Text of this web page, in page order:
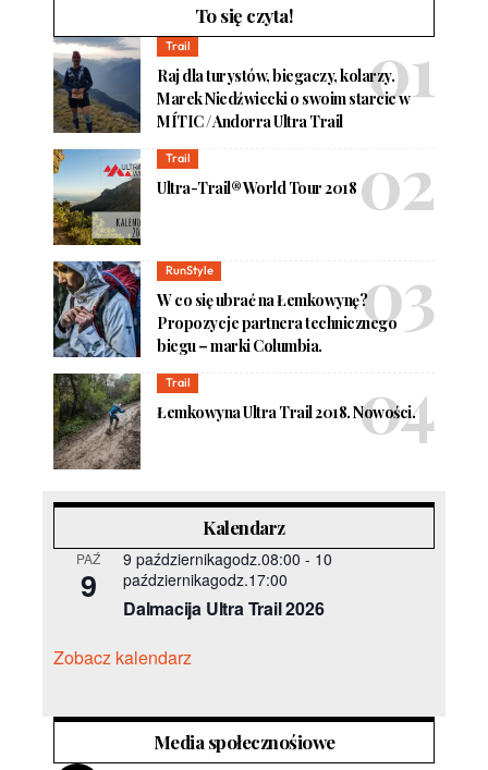
To się czyta!
Trail
Raj dla turystów, biegaczy, kolarzy.
Marek Niedźwiecki o swoim starcie w
MÍTIC / Andorra Ultra Trail
Trail
Ultra-Trail® World Tour 2018
RunStyle
W co się ubrać na Łemkowynę?
Propozycje partnera technicznego
biegu – marki Columbia.
Trail
Łemkowyna Ultra Trail 2018. Nowości.
Kalendarz
PAŹ
9
9 październikagodz.08:00 - 10
październikagodz.17:00
Dalmacija Ultra Trail 2026
Zobacz kalendarz
Media społecznośiowe